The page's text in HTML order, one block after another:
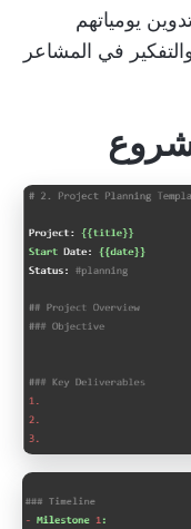
يومياتهم
في المشاعر